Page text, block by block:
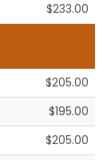
$233.00
$205.00
$195.00
$205.00